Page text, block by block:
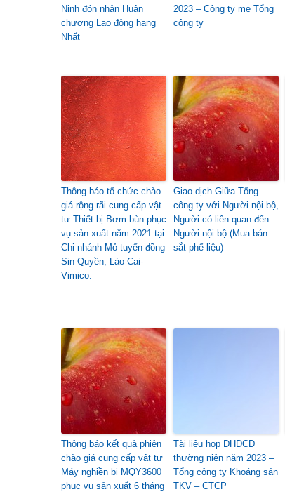
Ninh đón nhận Huân
chương Lao động hạng
Nhất
2023 – Công ty mẹ Tổng
công ty
Thông báo tổ chức chào
giá rộng rãi cung cấp vật
tư Thiết bị Bơm bùn phục
vụ sản xuất năm 2021 tại
Chi nhánh Mỏ tuyển đồng
Sin Quyền, Lào Cai-
Vimico.
Giao dịch Giữa Tổng
công ty với Người nội bộ,
Người có liên quan đến
Người nội bộ (Mua bán
sắt phế liệu)
Thông báo kết quả phiên
chào giá cung cấp vật tư
Máy nghiền bi MQY3600
phục vụ sản xuất 6 tháng
Tài liệu họp ĐHĐCĐ
thường niên năm 2023 –
Tổng công ty Khoáng sản
TKV – CTCP